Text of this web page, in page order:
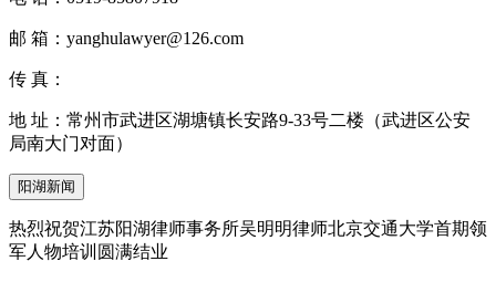
邮 箱： yanghulawyer@126.com
传 真：
地 址： 常州市武进区湖塘镇长安路9-33号二楼（武进区公安
局南大门对面）
阳湖新闻
热烈祝贺江苏阳湖律师事务所吴明明律师北京交通大学首期领
军人物培训圆满结业